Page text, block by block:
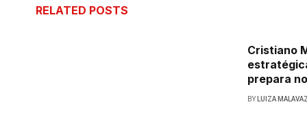
RELATED POSTS
Cristiano
prepara
BY LUIZA